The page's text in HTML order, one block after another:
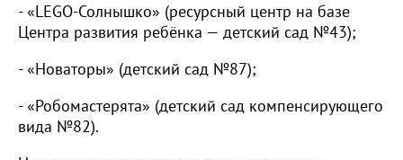
- «LEGO-Солнышко» (ресурсный центр на базе
Центра развития ребёнка — детский сад №43);
- «Новаторы» (детский сад №87);
- «Робомастерята» (детский сад компенсирующего
вида №82).